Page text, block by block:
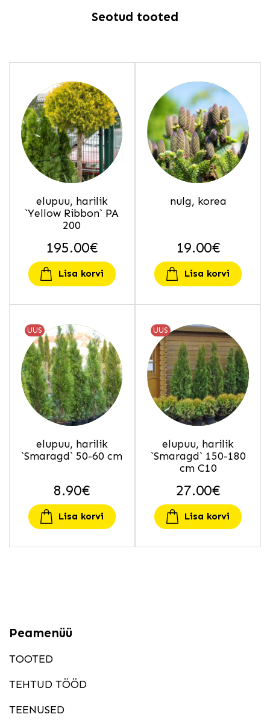
Seotud tooted
elupuu, harilik
`Yellow Ribbon` PA
200
195.00€
Lisa korvi
nulg, korea
19.00€
Lisa korvi
UUS
elupuu, harilik
`Smaragd` 50-60 cm
8.90€
Lisa korvi
UUS
elupuu, harilik
`Smaragd` 150-180
cm C10
27.00€
Lisa korvi
Peamenüü
TOOTED
TEHTUD TÖÖD
TEENUSED